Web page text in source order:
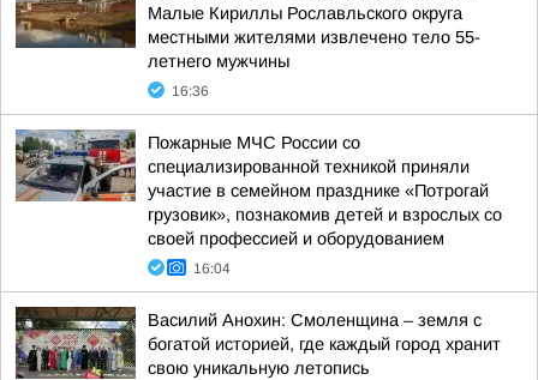
Малые Кириллы Рославльского округа
местными жителями извлечено тело 55-
летнего мужчины
16:36
Пожарные МЧС России со
специализированной техникой приняли
участие в семейном празднике «Потрогай
грузовик», познакомив детей и взрослых со
своей профессией и оборудованием
16:04
Василий Анохин: Смоленщина – земля с
богатой историей, где каждый город хранит
свою уникальную летопись